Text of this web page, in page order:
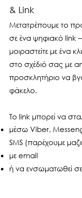
& Link
Μετατρέπουμε το
σε ένα ψηφιακό link
μοιραστείτε με ένα
στο σχέδιό σας με
προσκλητήριο να
φάκελο.
Το link μπορεί να
μέσω Viber,
SMS (παρέχουμε
με email
ή να ενσωματωθεί